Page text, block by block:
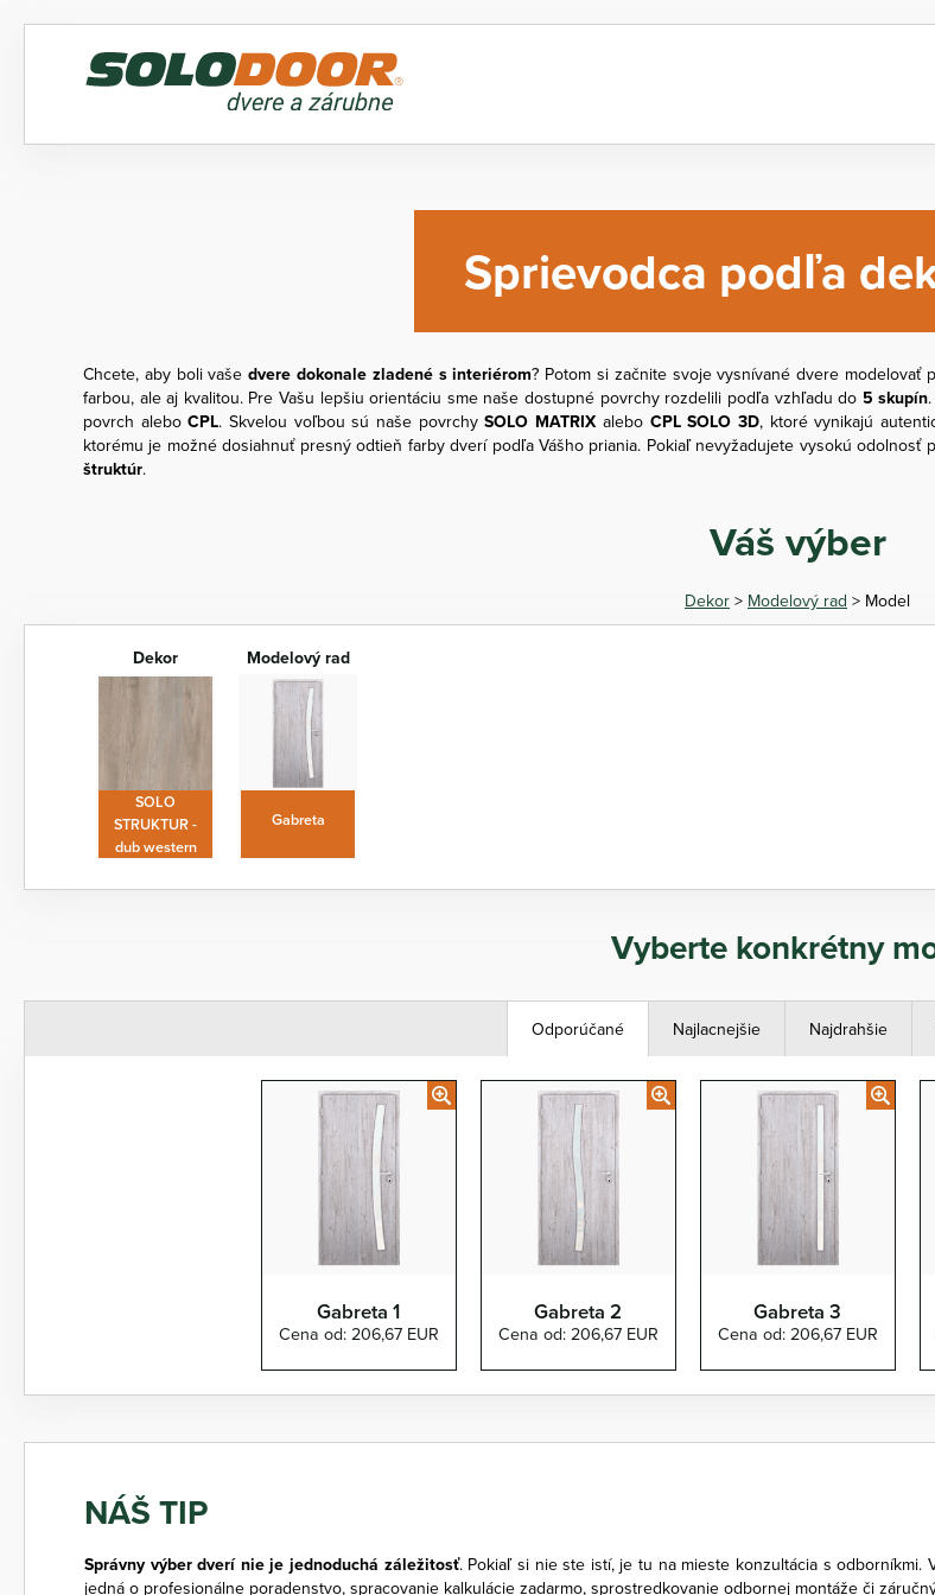
Sprievodca podľa
Chcete, aby boli vašedvere dokonale zladené s interiérom? Potom si začnite svoje vysnívané dvere
farbou, ale aj kvalitou. Pre Vašu lepšiu orientáciu sme naše dostupné povrchy rozdelili podľa vzhľadu do 5 skupín
povrch aleboCPL. Skvelou voľbou sú naše povrchySOLO MATRIXalebo CPL SOLO 3D, ktoré vynikajú
ktorému je možné dosiahnuť presný odtieň farby dverí podľa Vášho priania. Pokiaľ nevyžadujete vysokú
štruktúr.
Váš výber
Dekor > Modelový rad > Model
Dekor
SOLO
STRUKTUR -
dub western
Modelový rad
Gabreta
Vyberte konkrétny
Odporúčané Najlacnejšie Najdrahšie
Gabreta 1
Cena od: 206,67 EUR
Gabreta 2
Cena od: 206,67 EUR
Gabreta 3
Cena od: 206,67 EUR
NÁŠ TIP
Správny výber dverí nie je jednoduchá záležitosť. Pokiaľ si nie ste istí, je tu na mieste konzultácia s odborníkmi.
jedná o profesionálne poradenstvo, spracovanie kalkulácie zadarmo, sprostredkovanie odbornej montáže či